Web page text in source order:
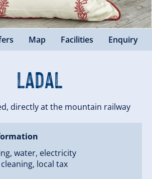
Map Facilities Enquiry
Ladal
directly at the mountain railway
water, electricity
local tax